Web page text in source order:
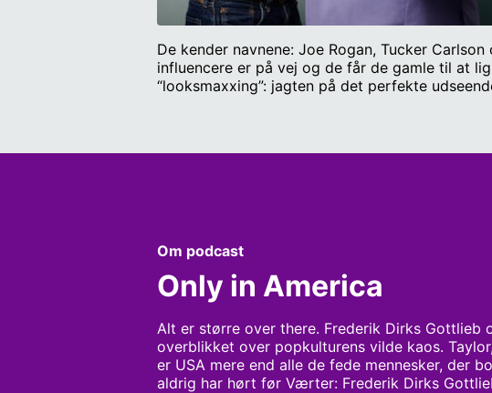
De kender navnene: Joe Rogan, Tucker
influencere er på vej og de får de gamle til at
“looksmaxxing”: jagten på det perfekte
Nesheim
Om podcast
Only in America
Alt er større over there. Frederik Dirks Gottlieb
overblikket over popkulturens vilde kaos.
er USA mere end alle de fede mennesker, der
aldrig har hørt før Værter: Frederik Dirks